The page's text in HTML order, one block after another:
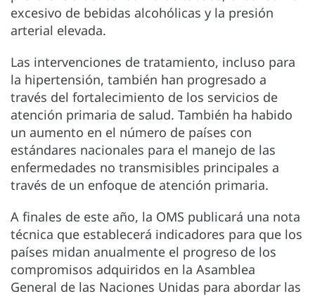
excesivo de bebidas alcohólicas y la presión
arterial elevada.
Las intervenciones de tratamiento, incluso para
la hipertensión, también han progresado a
través del fortalecimiento de los servicios de
atención primaria de salud. También ha habido
un aumento en el número de países con
estándares nacionales para el manejo de las
enfermedades no transmisibles principales a
través de un enfoque de atención primaria.
A finales de este año, la OMS publicará una nota
técnica que establecerá indicadores para que los
países midan anualmente el progreso de los
compromisos adquiridos en la Asamblea
General de las Naciones Unidas para abordar las